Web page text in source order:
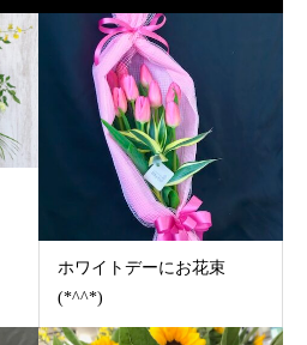
ホワイトデーにお花束
(*^^*)